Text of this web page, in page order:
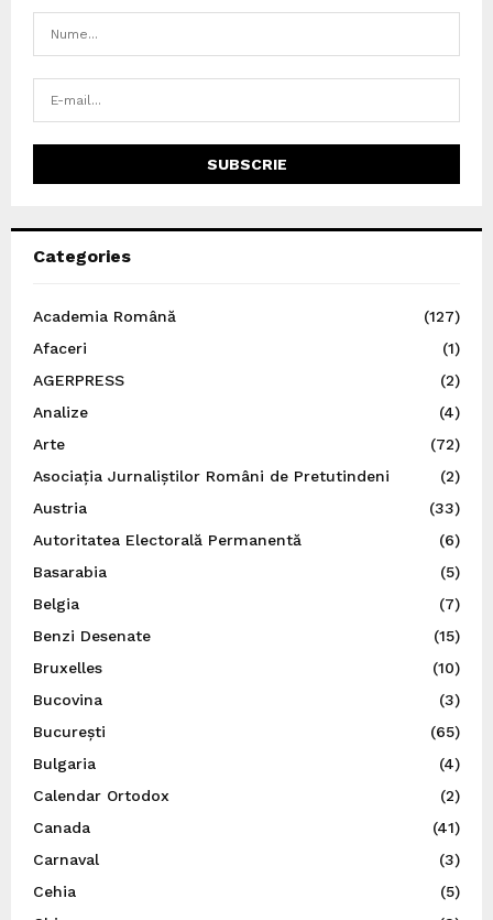
Categories
Academia Română
(127)
Afaceri
(1)
AGERPRESS
(2)
Analize
(4)
Arte
(72)
Asociația Jurnaliștilor Români de Pretutindeni
(2)
Austria
(33)
Autoritatea Electorală Permanentă
(6)
Basarabia
(5)
Belgia
(7)
Benzi Desenate
(15)
Bruxelles
(10)
Bucovina
(3)
București
(65)
Bulgaria
(4)
Calendar Ortodox
(2)
Canada
(41)
Carnaval
(3)
Cehia
(5)